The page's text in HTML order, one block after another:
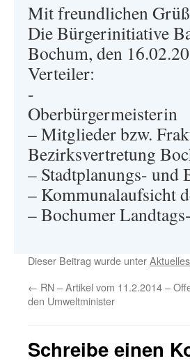
Mit freundlichen
Die Bürgerinitiative
Bochum, den
Verteiler:
-
– Mitglieder bzw.
Bezirksvertretung
– Stadtplanungs- und
– Kommunalaufsicht
– Bochumer
Dieser Beitrag wurde unterAktuelles
← RN – Artikel vom 11.2.2014 –
den Umweltminister
Schreibe einen